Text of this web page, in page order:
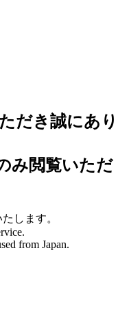
だき誠にあり
み閲覧いただ
します。
from Japan.